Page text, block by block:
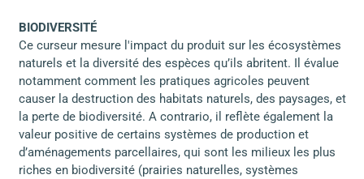
BIODIVERSITÉ
Ce curseur mesure l'impact du produit sur les écosystèmes
naturels et la diversité des espèces qu’ils abritent. Il évalue
notamment comment les pratiques agricoles peuvent
causer la destruction des habitats naturels, des paysages, et
la perte de biodiversité. A contrario, il reflète également la
valeur positive de certains systèmes de production et
d’aménagements parcellaires, qui sont les milieux les plus
riches en biodiversité (prairies naturelles, systèmes